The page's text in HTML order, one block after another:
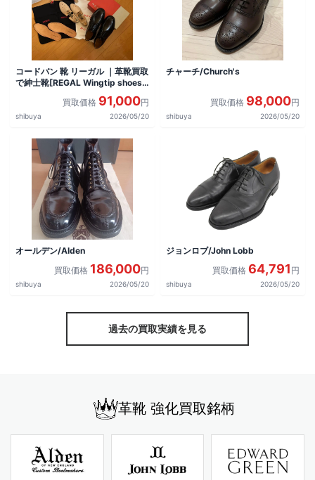
コードバン 靴 リーガル ｜革靴買取
で紳士靴[REGAL Wingtip shoes]
買取価格 91,000円
shibuya 2026/05/20
チャーチ/Church's
買取価格 98,000円
shibuya 2026/05/20
オールデン/Alden
買取価格 186,000円
shibuya 2026/05/20
ジョンロブ/John Lobb
買取価格 64,791 円
shibuya 2026/05/20
過去の買取実績を見る
革靴 強化買取銘柄